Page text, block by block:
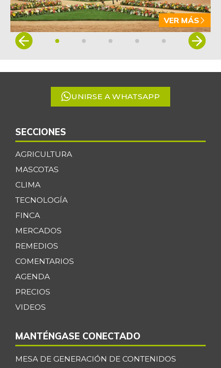
VER MÁS
Item
5
UNIRSE A WHATSAPP
SECCIONES
AGRICULTURA
MASCOTAS
CLIMA
TECNOLOGÍA
FINCA
MERCADOS
REMEDIOS
COMENTARIOS
AGENDA
PRECIOS
VIDEOS
MANTÉNGASE CONECTADO
MESA DE GENERACIÓN DE CONTENIDOS